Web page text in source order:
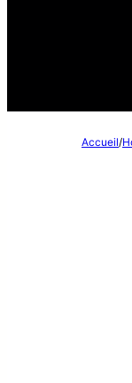
Accueil/